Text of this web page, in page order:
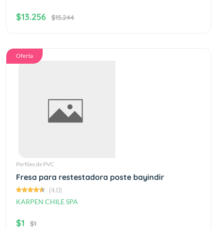
$13.256 $15.244
Oferta
Perfiles de PVC
Fresa para restestadora poste bayindir
(4.0)
KARPEN CHILE SPA
$1 $1